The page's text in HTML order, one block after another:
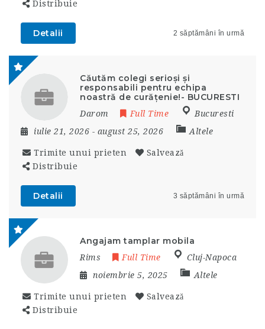
Distribuie
Detalii 2 săptămâni în urmă
Căutăm colegi serioși și
responsabili pentru echipa
noastră de curățenie!- BUCURESTI
Darom Full Time
Bucuresti
iulie 21, 2026 - august 25, 2026 Altele
Trimite unui prieten
Salvează
Distribuie
Detalii 3 săptămâni în urmă
Angajam tamplar mobila
Rims Full Time
Cluj-Napoca
noiembrie 5, 2025
Altele
Trimite unui prieten
Salvează
Distribuie